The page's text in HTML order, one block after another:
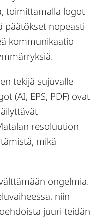
toimittamalla logot
päätökset nopeasti
kommunikaatio
tekijä sujuvalle
(AI, EPS, PDF) ovat
resoluution
mikä
ongelmia.
niin
juuri teidän